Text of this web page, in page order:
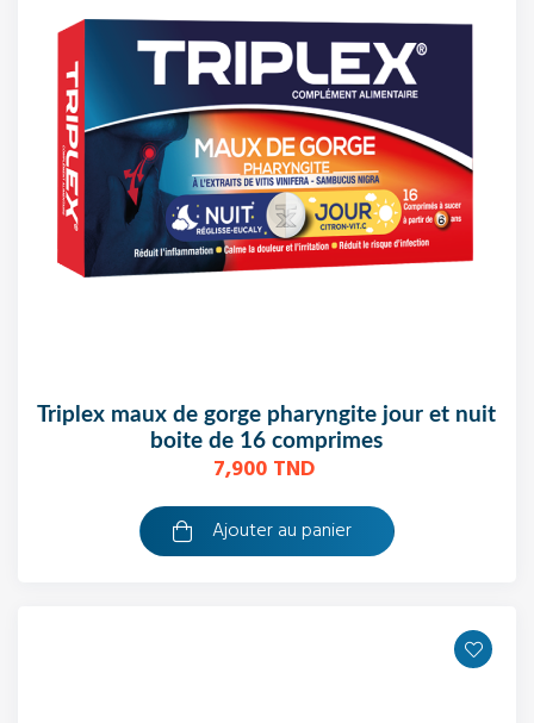
triplex maux de gorge pharyngite jour et nuit
boite de 16 comprimes
7,900 TND
Ajouter au panier